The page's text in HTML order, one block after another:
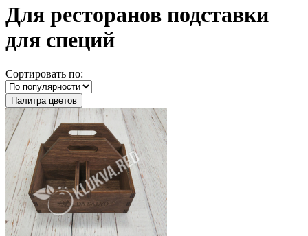
Для ресторанов подставки
для специй
Сортировать по:
Палитра цветов